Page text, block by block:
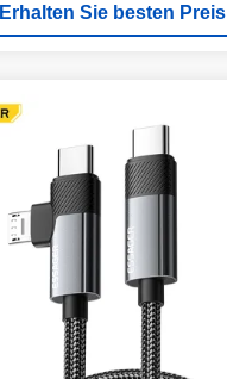
mehrere Geräte
Erhalten Sie besten Preis